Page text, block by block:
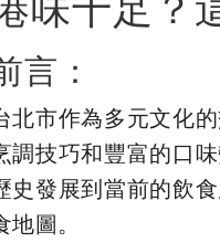
味十足？
言：
北市作為多元文化
調技巧和豐富的口
史發展到當前的飲
地圖。